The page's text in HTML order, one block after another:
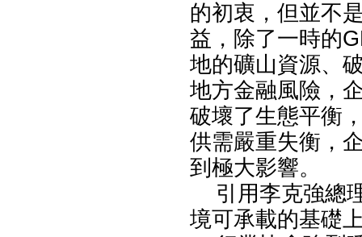
的初衷，但並不
益，除了一時的
地的礦山資源、
地方金融風險，
破壞了生態平衡
供需嚴重失衡，
到極大影響。
引用李克強總
境可承載的基礎